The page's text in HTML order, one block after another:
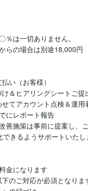
％は一切ありません。
らの場合は別途18,000円
い（お客様）
＆ヒアリングシートご提
てアカウント点検＆運用
にレポート報告
善施策は事前に提案し、
きるようサポートいたし
金になります
下のご対応が必須となりま